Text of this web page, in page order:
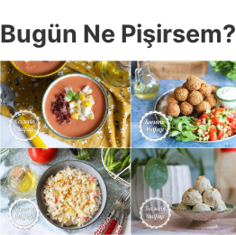
Bugün Ne Pişirsem?